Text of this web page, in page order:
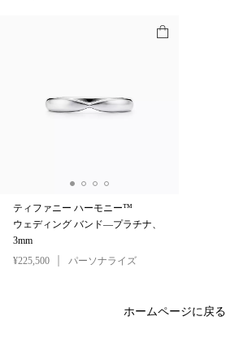
ティファニー ハーモニー™
ウェディング バンド—プラチナ、
3mm
¥225,500
パーソナライズ
ホームページに戻る